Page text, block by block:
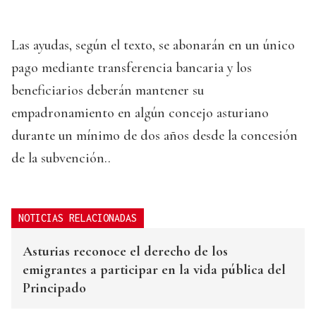
Las ayudas, según el texto, se abonarán en un único
pago mediante transferencia bancaria y los
beneficiarios deberán mantener su
empadronamiento en algún concejo asturiano
durante un mínimo de dos años desde la concesión
de la subvención..
NOTICIAS RELACIONADAS
Asturias reconoce el derecho de los
emigrantes a participar en la vida pública del
Principado